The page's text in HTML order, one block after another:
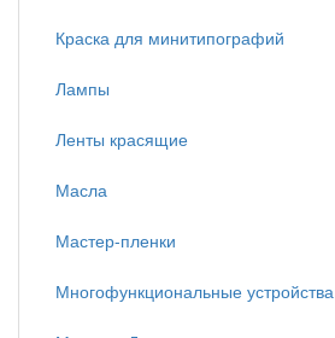
Краска для минитипографий
Лампы
Ленты красящие
Масла
Мастер-пленки
Многофункциональные устройства